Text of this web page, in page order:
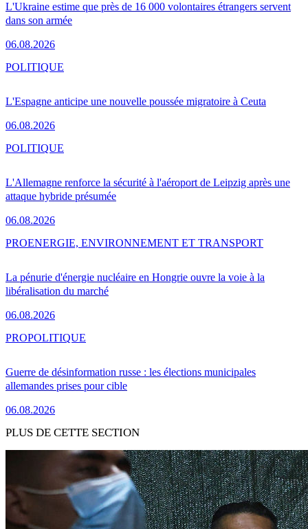
L'Ukraine estime que près de 16 000 volontaires étrangers servent
dans son armée
06.08.2026
L'Espagne anticipe une nouvelle poussée migratoire à Ceuta
06.08.2026
POLITIQUE
L'Allemagne renforce la sécurité à l'aéroport de Leipzig après une
attaque hybride présumée
06.08.2026
POLITIQUE
La pénurie d'énergie nucléaire en Hongrie ouvre la voie à la
libéralisation du marché
06.08.2026
PROENERGIE, ENVIRONNEMENT ET TRANSPORT
Guerre de désinformation russe : les élections municipales
allemandes prises pour cible
06.08.2026
PROPOLITIQUE
PLUS DE CETTE SECTION